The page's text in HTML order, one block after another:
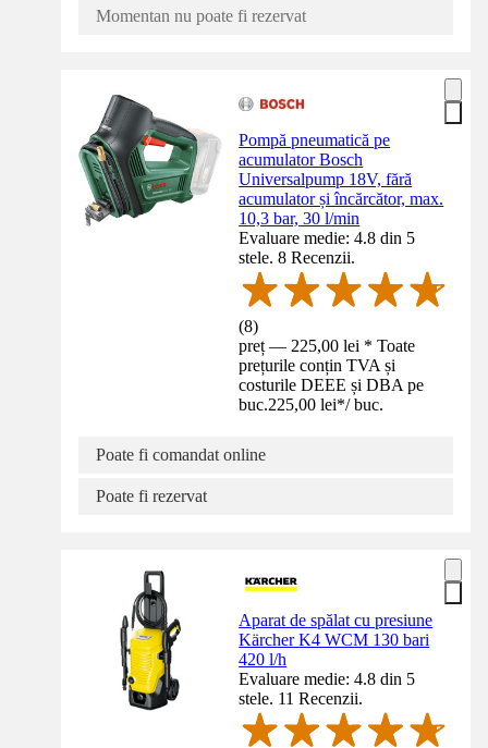
Momentan nu poate fi rezervat
Pompă pneumatică pe
acumulator Bosch
Universalpump 18V, fără
acumulator și încărcător, max.
10,3 bar, 30 l/min
Evaluare medie: 4.8 din 5
stele. 8 Recenzii.
(8)
preț — 225,00 lei * Toate
prețurile conțin TVA și
costurile DEEE și DBA pe
buc.225,00 lei*/ buc.
Poate fi comandat online
Poate fi rezervat
Aparat de spălat cu presiune
Kärcher K4 WCM 130 bari
420 l/h
Evaluare medie: 4.8 din 5
stele. 11 Recenzii.